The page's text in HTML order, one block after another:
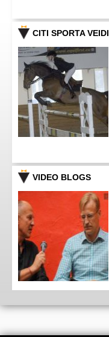
CITI SPORTA VEIDI
VIDEO BLOGS